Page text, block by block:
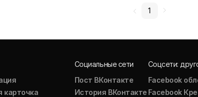
1
карточка
Социальные сети
Пост ВКонтакте
История ВКонтакте
Соцсети:
Facebook
Facebook